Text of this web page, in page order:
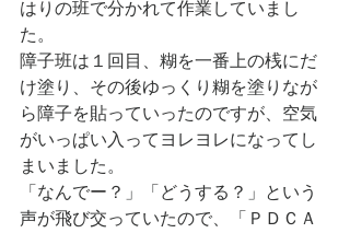
はりの班で分かれて作業していまし
た。
障子班は１回目、糊を一番上の桟にだ
け塗り、その後ゆっくり糊を塗りなが
ら障子を貼っていったのですが、空気
がいっぱい入ってヨレヨレになってし
まいました。
「なんでー？」「どうする？」という
声が飛び交っていたので、「ＰＤＣＡ